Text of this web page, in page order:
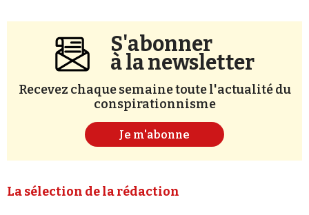
S'abonner
à la newsletter
Recevez chaque semaine toute l'actualité du
conspirationnisme
Je m'abonne
La sélection de la rédaction